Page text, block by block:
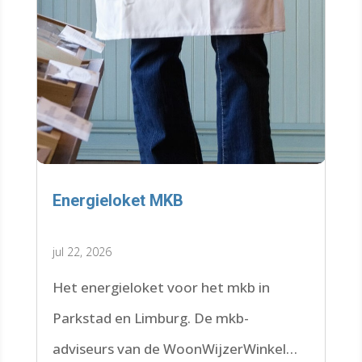
Energieloket MKB
jul 22, 2026
Het energieloket voor het mkb in
Parkstad en Limburg. De mkb-
adviseurs van de WoonWijzerWinkel